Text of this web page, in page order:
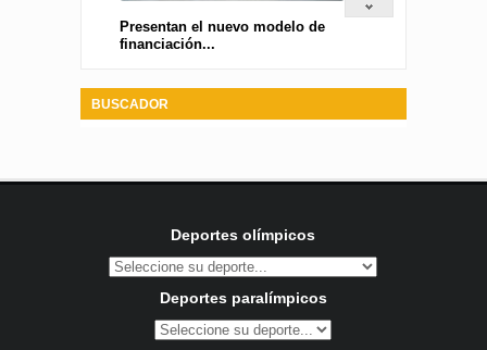
Presentan el nuevo modelo de
financiación...
BUSCADOR
Deportes olímpicos
Deportes paralímpicos